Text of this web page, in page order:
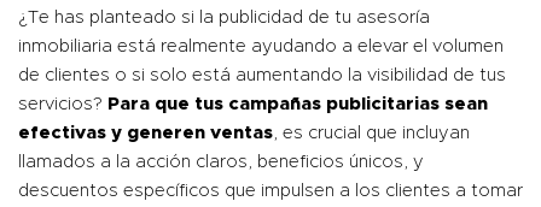
¿Te has planteado si la publicidad de tu asesoría
inmobiliaria está realmente ayudando a elevar el volumen
de clientes o si solo está aumentando la visibilidad de tus
servicios? Para que tus campañas publicitarias sean
efectivas y generen ventas, es crucial que incluyan
llamados a la acción claros, beneficios únicos, y
descuentos específicos que impulsen a los clientes a tomar